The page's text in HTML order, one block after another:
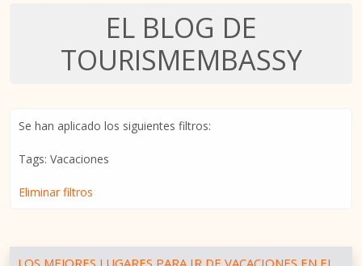
EL BLOG DE
TOURISMEMBASSY
Se han aplicado los siguientes filtros:
Tags: Vacaciones
Eliminar filtros
LOS MEJORES LUGARES PARA IR DE VACACIONES EN EL